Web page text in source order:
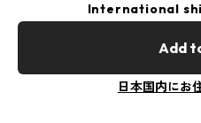
International
Add
日本国内にお